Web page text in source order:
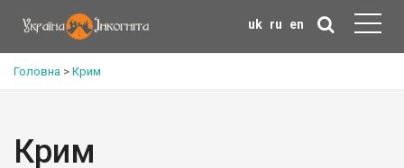
uk ru en
Головна > Крим
Крим